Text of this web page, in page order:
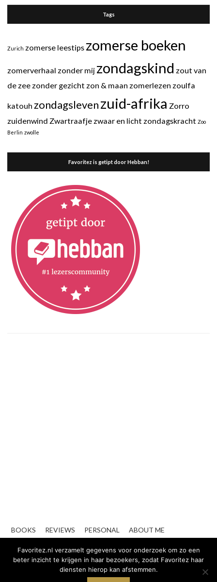
Tags
Zurich zomerse leestips zomerse boeken
zomerverhaal zonder mij zondagskind zout van
de zee zonder gezicht zon & maan zomerlezen zoulfa
katouh zondagslevenzuid-afrika Zorro
zuidenwind Zwartraafje zwaar en licht zondagskracht Zoo
Berlin zwolle
Favoritez is getipt door Hebban!
BOOKS REVIEWS PERSONAL
ABOUT ME
CONTACT
ZAKELIJK
Favoritez.nl verzamelt gegevens voor onderzoek om zo een
beter inzicht te krijgen in haar bezoekers, zodat Favoritez haar
diensten hierop kan afstemmen.